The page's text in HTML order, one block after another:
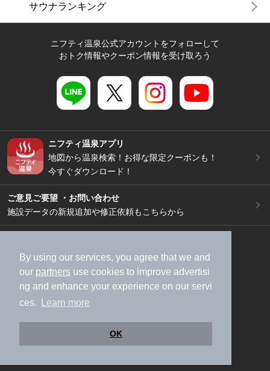
By using our services, you agree that we and
our partners use cookies to improve advertisi
ng and enhance your experience on our servi
ces.
Learn more
OK
サウナランキング
ニフティ温泉公式アカウントをフォローして
おトク情報やクーポン情報を受け取ろう
ニフティ温泉アプリ
地図から温泉検索！お得な限定クーポンも！
今すぐダウンロード！
ご意見ご要望 ・お問い合わせ
施設データの新規追加や修正依頼もこちらから
加盟店募集（資料請求）
広告出稿のご案内
利用規約
ライフスタイルMEMBERS+規約
特定商取引法に基づく表記
ヘルプ
採用情報
運営会社